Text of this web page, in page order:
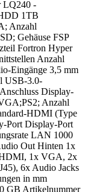
LQ240 -
1TB
Anzahl
Gehäuse FSP
Fortron Hyper
Anzahl
Eingänge 3,5 mm
USB-3.0-
Display-
Anzahl
HDMI (Type
Port Display-Port
LAN 1000
Out Hinten 1x
1x VGA, 2x
6x Audio Jacks
in mm
GB Artikelnummer